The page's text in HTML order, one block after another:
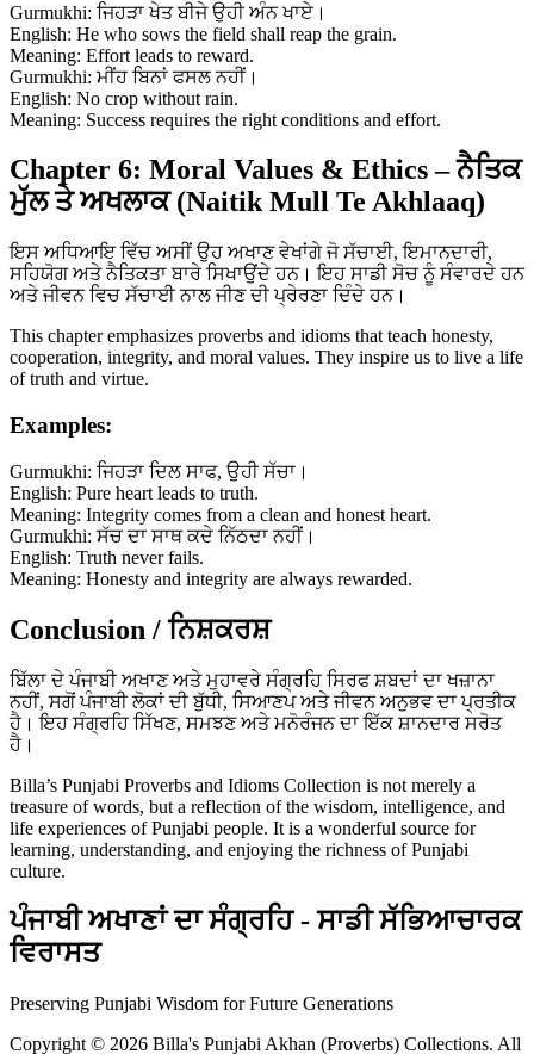
Gurmukhi: ਜਿਹੜਾ ਖੇਤ ਬੀਜੇ ਉਹੀ ਅੰਨ ਖਾਏ।
English: He who sows the field shall reap the grain.
Meaning: Effort leads to reward.
Gurmukhi: ਮੀਂਹ ਬਿਨਾਂ ਫਸਲ ਨਹੀਂ।
English: No crop without rain.
Meaning: Success requires the right conditions and effort.
Chapter 6: Moral Values & Ethics – ਨੈਤਿਕ
ਮੁੱਲ ਤੇ ਅਖਲਾਕ (Naitik Mull Te Akhlaaq)
ਇਸ ਅਧਿਆਇ ਵਿੱਚ ਅਸੀਂ ਉਹ ਅਖਾਣ ਵੇਖਾਂਗੇ ਜੋ ਸੱਚਾਈ, ਇਮਾਨਦਾਰੀ,
ਸਹਿਯੋਗ ਅਤੇ ਨੈਤਿਕਤਾ ਬਾਰੇ ਸਿਖਾਉਂਦੇ ਹਨ। ਇਹ ਸਾਡੀ ਸੋਚ ਨੂੰ ਸੰਵਾਰਦੇ ਹਨ
ਅਤੇ ਜੀਵਨ ਵਿਚ ਸੱਚਾਈ ਨਾਲ ਜੀਣ ਦੀ ਪ੍ਰੇਰਣਾ ਦਿੰਦੇ ਹਨ।
This chapter emphasizes proverbs and idioms that teach honesty,
cooperation, integrity, and moral values. They inspire us to live a life
of truth and virtue.
Examples:
Gurmukhi: ਜਿਹੜਾ ਦਿਲ ਸਾਫ, ਉਹੀ ਸੱਚਾ।
English: Pure heart leads to truth.
Meaning: Integrity comes from a clean and honest heart.
Gurmukhi: ਸੱਚ ਦਾ ਸਾਥ ਕਦੇ ਨਿੱਠਦਾ ਨਹੀਂ।
English: Truth never fails.
Meaning: Honesty and integrity are always rewarded.
Conclusion / ਨਿਸ਼ਕਰਸ਼
ਬਿੱਲਾ ਦੇ ਪੰਜਾਬੀ ਅਖਾਣ ਅਤੇ ਮੁਹਾਵਰੇ ਸੰਗ੍ਰਹਿ ਸਿਰਫ ਸ਼ਬਦਾਂ ਦਾ ਖਜ਼ਾਨਾ
ਨਹੀਂ, ਸਗੋਂ ਪੰਜਾਬੀ ਲੋਕਾਂ ਦੀ ਬੁੱਧੀ, ਸਿਆਣਪ ਅਤੇ ਜੀਵਨ ਅਨੁਭਵ ਦਾ ਪ੍ਰਤੀਕ
ਹੈ। ਇਹ ਸੰਗ੍ਰਹਿ ਸਿੱਖਣ, ਸਮਝਣ ਅਤੇ ਮਨੋਰੰਜਨ ਦਾ ਇੱਕ ਸ਼ਾਨਦਾਰ ਸਰੋਤ
ਹੈ।
Billa’s Punjabi Proverbs and Idioms Collection is not merely a
treasure of words, but a reflection of the wisdom, intelligence, and
life experiences of Punjabi people. It is a wonderful source for
learning, understanding, and enjoying the richness of Punjabi
culture.
ਪੰਜਾਬੀ ਅਖਾਣਾਂ ਦਾ ਸੰਗ੍ਰਹਿ - ਸਾਡੀ ਸੱਭਿਆਚਾਰਕ
ਵਿਰਾਸਤ
Preserving Punjabi Wisdom for Future Generations
Copyright © 2026 Billa's Punjabi Akhan (Proverbs) Collections. All